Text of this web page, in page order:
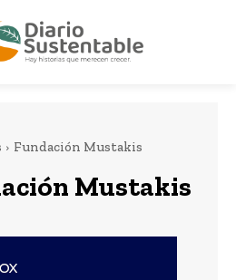
Fundación Mustakis
Mustakis